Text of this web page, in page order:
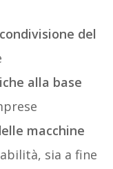
del
alla base
macchine
sia a fine